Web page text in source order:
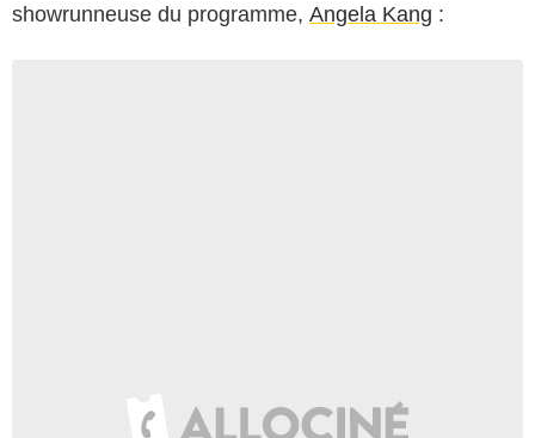
showrunneuse du programme, Angela Kang :